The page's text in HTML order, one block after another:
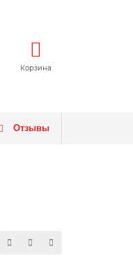
Корзина
Отзывы